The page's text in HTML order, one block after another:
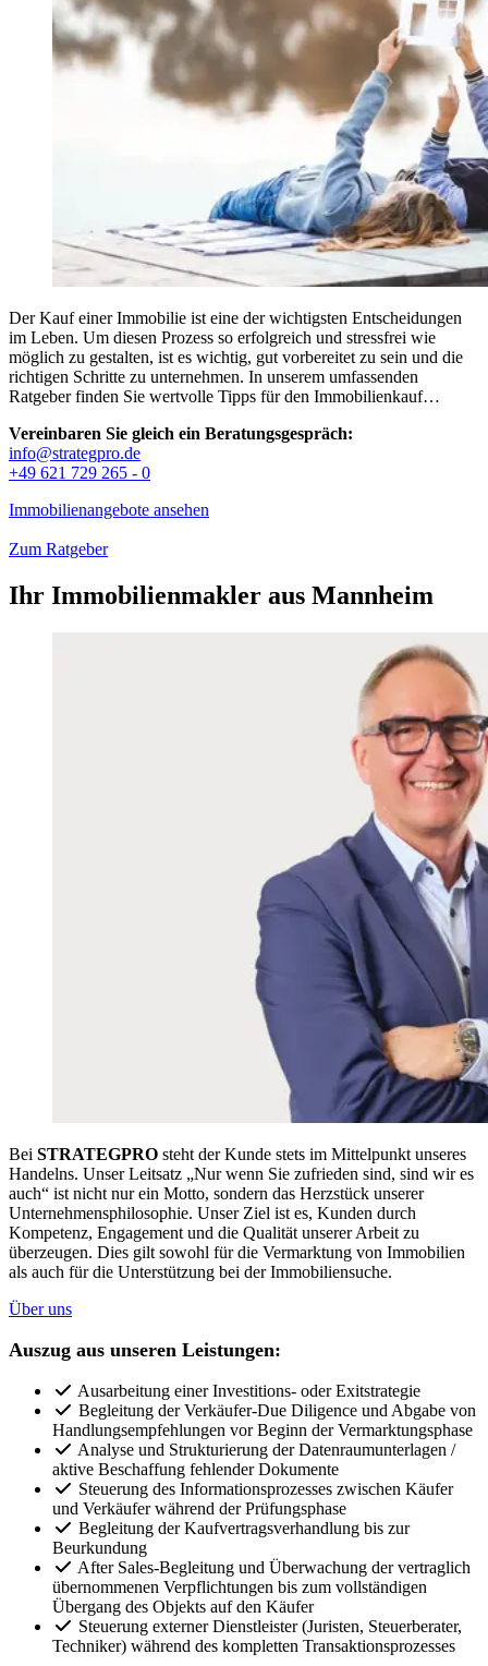
Der Kauf einer Immobilie ist eine der wichtigsten Entscheidungen
im Leben. Um diesen Prozess so erfolgreich und stressfrei wie
möglich zu gestalten, ist es wichtig, gut vorbereitet zu sein und die
richtigen Schritte zu unternehmen. In unserem umfassenden
Ratgeber finden Sie wertvolle Tipps für den Immobilienkauf…
Vereinbaren Sie gleich ein Beratungsgespräch:
info@strategpro.de
+49 621 729 265 - 0
Immobilienangebote ansehen
Zum Ratgeber
Ihr Immobilienmakler aus Mannheim
Bei STRATEGPRO steht der Kunde stets im Mittelpunkt unseres
Handelns. Unser Leitsatz „Nur wenn Sie zufrieden sind, sind wir es
auch“ ist nicht nur ein Motto, sondern das Herzstück unserer
Unternehmensphilosophie. Unser Ziel ist es, Kunden durch
Kompetenz, Engagement und die Qualität unserer Arbeit zu
überzeugen. Dies gilt sowohl für die Vermarktung von Immobilien
als auch für die Unterstützung bei der Immobiliensuche.
Über uns
Auszug aus unseren Leistungen:
Ausarbeitung einer Investitions- oder Exitstrategie
Begleitung der Verkäufer-Due Diligence und Abgabe von
Handlungsempfehlungen vor Beginn der Vermarktungsphase
Analyse und Strukturierung der Datenraumunterlagen /
aktive Beschaffung fehlender Dokumente
Steuerung des Informationsprozesses zwischen Käufer
und Verkäufer während der Prüfungsphase
Begleitung der Kaufvertragsverhandlung bis zur
Beurkundung
After Sales-Begleitung und Überwachung der vertraglich
übernommenen Verpflichtungen bis zum vollständigen
Übergang des Objekts auf den Käufer
Steuerung externer Dienstleister (Juristen, Steuerberater,
Techniker) während des kompletten Transaktionsprozesses